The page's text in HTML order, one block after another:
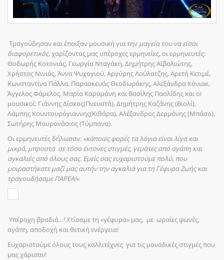
Τραγούδησαν και έπαιξαν μουσική για την μαγεία του να είσαι
διαφορετικός, χαρίζοντας μας υπέροχες ερμηνείες, οι ερμηνευτές:
Θοδωρής Κοτονιάς, Γεωργία Νταγάκη, Δημήτρης Αϊβαλιώτης,
Χρήστος Νινιός, Άννα Ψυχογιού, Αργύρης Λούλατζης, Αρετή Κετιμέ,
Κωνσταντίνα Πάλλα, Παρασκευάς Θεοδωράκης, Αλεξάνδρα Κόνιακ,
Άγγελος Φάμελος, Μαρία Καραμάνη και Βασίλης Πασλίδης και oi
μουσικοί: Γιάννης Δίσκος(Πνευστά), Δημήτρης Καζάνης (Βιολί),
Λάμπης Κουντουρόγιαννης(Κιθάρα), Αλέξανδρος Δερμάνης (Μπάσο),
Σωτήρης Μαυρονάσιος (Τύμπανα).
Οι ερμηνευτές δήλωσαν: «κάποιες φορές τα λόγια είναι λίγα και
μικρά, μπροστά σε τόσο έντονες στιγμές, γεμάτες από αγάπη και
αγκαλιές από όλους σας. Εμείς σας ευχαριστούμε πολύ, που
μοιραστήκατε μαζί μας αυτήν την αγκαλιά για τη Γέφυρα Ζωής και
τραγουδήσαμε ΠΑΡΕΑ!»
Υπέροχη βραδιά…! Χτίσαμε τη «γέφυρα» μας, με ωραίες φωνές,
αγάπη, αποδοχή και θετική ενέργεια!
Ευχαριστούμε όλους τους καλλιτέχνες για τις μοναδικές στιγμές που
μας χάρισαν!